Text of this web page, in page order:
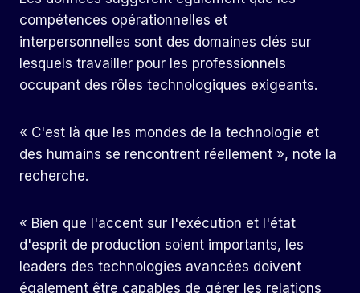
compétences opérationnelles et
interpersonnelles sont des domaines clés sur
lesquels travailler pour les professionnels
occupant des rôles technologiques exigeants.
« C'est là que les mondes de la technologie et
des humains se rencontrent réellement », note la
recherche.
« Bien que l'accent sur l'exécution et l'état
d'esprit de production soient importants, les
leaders des technologies avancées doivent
également être capables de gérer les relations